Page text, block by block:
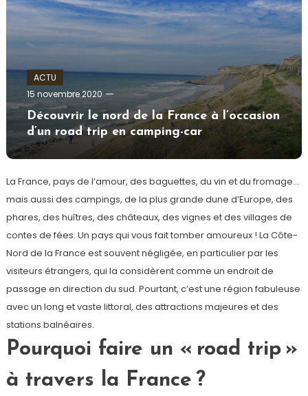
ACTU
15 novembre 2020
admin
Découvrir le nord de la France à l’occasion
d’un road trip en camping-car
La France, pays de l’amour, des baguettes, du vin et du fromage…
mais aussi des campings, de la plus grande dune d’Europe, des
phares, des huîtres, des châteaux, des vignes et des villages de
contes de fées. Un pays qui vous fait tomber amoureux ! La Côte-
Nord de la France est souvent négligée, en particulier par les
visiteurs étrangers, qui la considèrent comme un endroit de
passage en direction du sud. Pourtant, c’est une région fabuleuse
avec un long et vaste littoral, des attractions majeures et des
stations balnéaires.
Pourquoi faire un « road trip »
à travers la France ?